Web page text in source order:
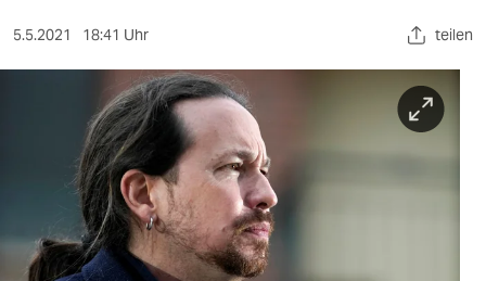
wahrheit
5.5.2021 18:41 Uhr teilen